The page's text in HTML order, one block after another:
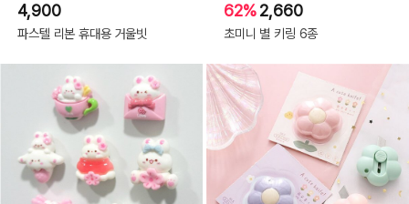
4,900
파스텔 리본 휴대용 거울빗
62%2,660
초미니 별 키링 6종